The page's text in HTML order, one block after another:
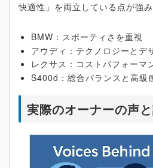
快適性」を両立している点が強み
BMW：スポーティさを重視
アウディ：テクノロジーとデ
レクサス：コストパフォーマ
S400d：総合バランスと高級
実際のオーナーの声